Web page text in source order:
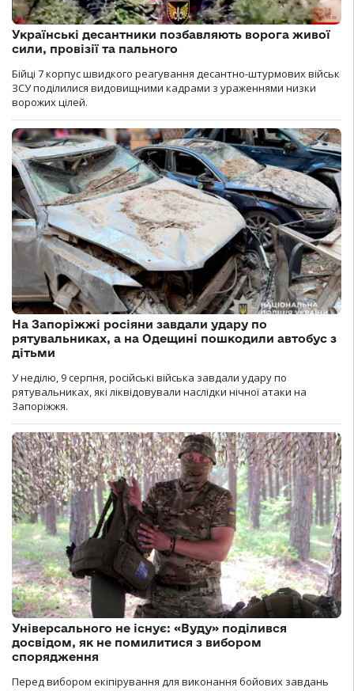
Українські десантники позбавляють ворога живої
сили, провізії та пального
Бійці 7 корпус швидкого реагування десантно-штурмових військ
ЗСУ поділилися видовищними кадрами з ураженнями низки
ворожих цілей.
На Запоріжжі росіяни завдали удару по
рятувальниках, а на Одещині пошкодили автобус з
дітьми
У неділю, 9 серпня, російські війська завдали удару по
рятувальниках, які ліквідовували наслідки нічної атаки на
Запоріжжя.
Універсального не існує: «Вуду» поділився
досвідом, як не помилитися з вибором
спорядження
Перед вибором екіпірування для виконання бойових завдань